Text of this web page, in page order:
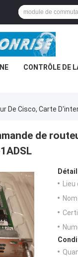
CONTRÔLE DE
De Cisco, Carte
de
Lieu